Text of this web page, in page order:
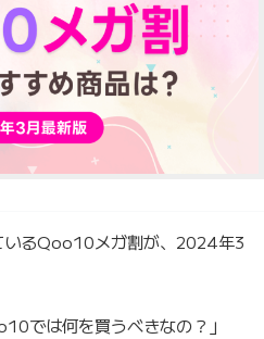
いるQoo10メガ割が、2024年3
では何を買うべきなの？」